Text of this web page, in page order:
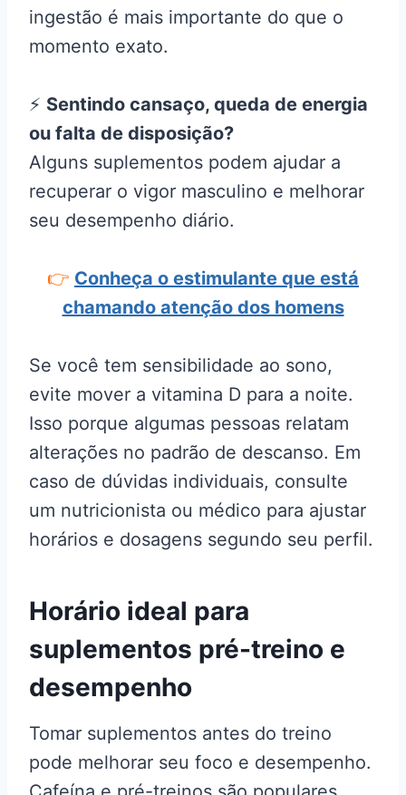
ingestão é mais importante do que o
momento exato.
⚡ Sentindo cansaço, queda de energia
ou falta de disposição?
Alguns suplementos podem ajudar a
recuperar o vigor masculino e melhorar
seu desempenho diário.
👉 Conheça o estimulante que está
chamando atenção dos homens
Se você tem sensibilidade ao sono,
evite mover a vitamina D para a noite.
Isso porque algumas pessoas relatam
alterações no padrão de descanso. Em
caso de dúvidas individuais, consulte
um nutricionista ou médico para ajustar
horários e dosagens segundo seu perfil.
Horário ideal para
suplementos pré-treino e
desempenho
Tomar suplementos antes do treino
pode melhorar seu foco e desempenho.